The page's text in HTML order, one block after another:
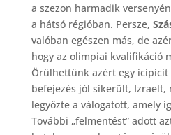
a szezon harmadik
a hátsó régióban. Persze,
valóban egészen más, de
hogy az olimpiai kvalifikáció
Örülhettünk azért egy icipicit
befejezés jól sikerült, Izraelt,
legyőzte a válogatott, amely
További „felmentést” adott